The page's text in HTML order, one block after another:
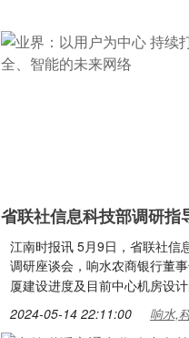
省联社信息科技部调研指
江南时报讯 5月9日，省联社信
调研座谈会，响水农商银行董
厦建设进度及目前中心机房设
2024-05-14 22:11:00 响水,